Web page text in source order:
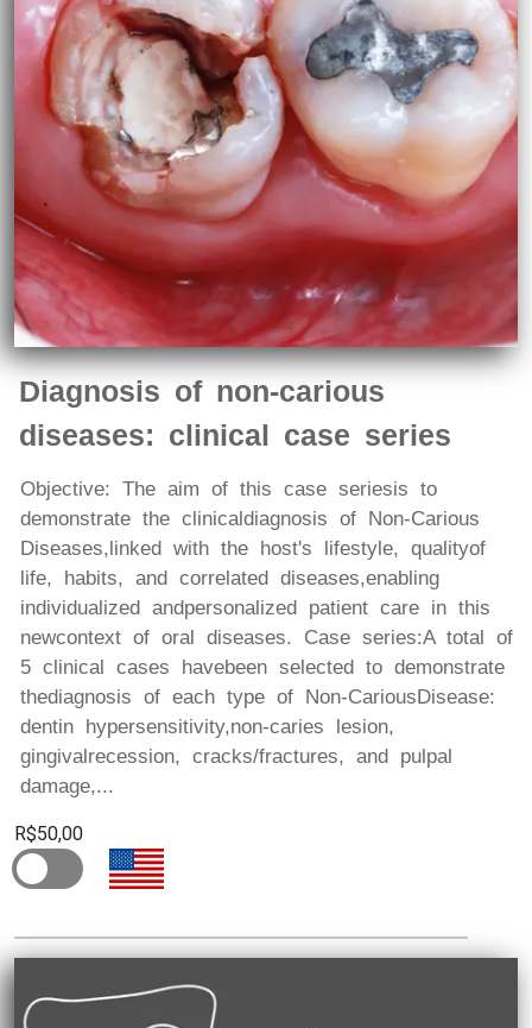
Diagnosis of non-carious
diseases: clinical case series
Objective: The aim of this case seriesis to
demonstrate the clinicaldiagnosis of Non-Carious
Diseases,linked with the host's lifestyle, qualityof
life, habits, and correlated diseases,enabling
individualized andpersonalized patient care in this
newcontext of oral diseases. Case series:A total of
5 clinical cases havebeen selected to demonstrate
thediagnosis of each type of Non-CariousDisease:
dentin hypersensitivity,non-caries lesion,
gingivalrecession, cracks/fractures, and pulpal
damage,...
R$50,00